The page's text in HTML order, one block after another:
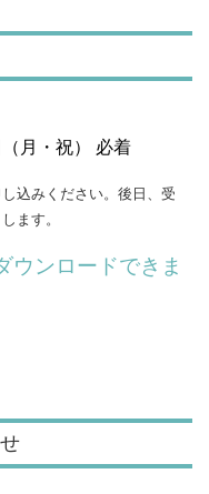
月・祝） 必着
込みください。後日、受
ます。
ウンロードできま